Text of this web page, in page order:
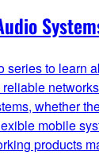
series to learn
whether
mobile
products